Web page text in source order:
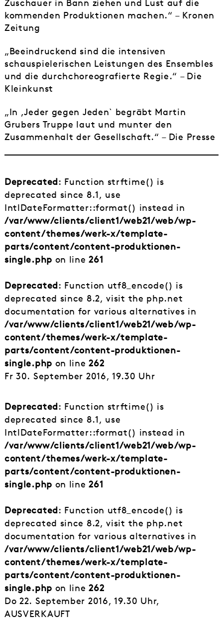
Zuschauer in Bann ziehen und Lust auf die
kommenden Produktionen machen.“ – Kronen
Zeitung
„Beeindruckend sind die intensiven
schauspielerischen Leistungen des Ensembles
und die durchchoreografierte Regie.“ – Die
Kleinkunst
„In ,Jeder gegen Jeden` begräbt Martin
Grubers Truppe laut und munter den
Zusammenhalt der Gesellschaft.“ – Die Presse
Deprecated: Function strftime() is
deprecated since 8.1, use
IntlDateFormatter::format() instead in
/var/www/clients/client1/web21/web/wp-
content/themes/werk-x/template-
parts/content/content-produktionen-
single.php on line261
Deprecated: Function utf8_encode() is
deprecated since 8.2, visit the php.net
documentation for various alternatives in
/var/www/clients/client1/web21/web/wp-
content/themes/werk-x/template-
parts/content/content-produktionen-
single.php on line262
Fr 30. September 2016, 19.30 Uhr
Deprecated: Function strftime() is
deprecated since 8.1, use
IntlDateFormatter::format() instead in
/var/www/clients/client1/web21/web/wp-
content/themes/werk-x/template-
parts/content/content-produktionen-
single.php on line261
Deprecated: Function utf8_encode() is
deprecated since 8.2, visit the php.net
documentation for various alternatives in
/var/www/clients/client1/web21/web/wp-
content/themes/werk-x/template-
parts/content/content-produktionen-
single.php on line262
Do 22. September 2016, 19.30 Uhr,
AUSVERKAUFT